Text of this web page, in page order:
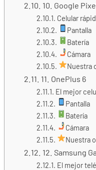
10. Google
Celular
Pantalla
Batería
Cámara
Nuestra
11. OnePlus 6
El mejor
Pantalla
Batería
Cámara
Nuestra
12. Samsung
El mejor